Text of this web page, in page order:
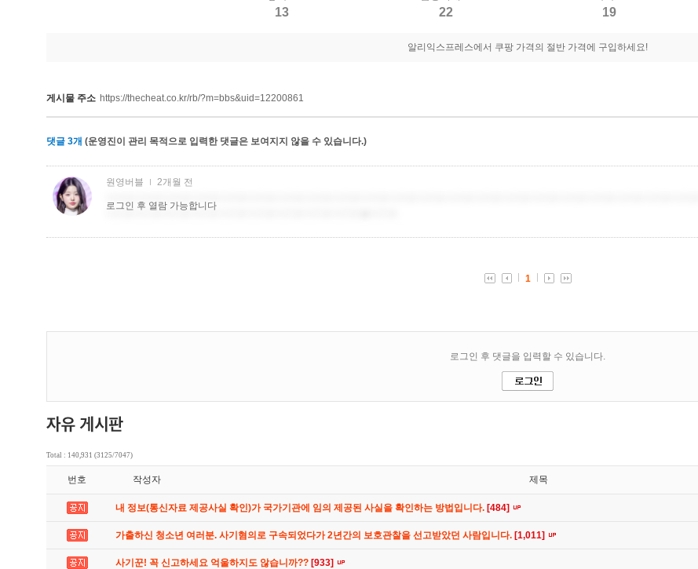
13 22 19
알리익스프레스에서 쿠팡 가격의 절반 가격에 구입하세요!
게시물 주소 https://thecheat.co.kr/rb/?m=bbs&uid=12200861
댓글 3개 (운영진이 관리 목적으로 입력한 댓글은 보여지지 않을 수 있습니다.)
Total : 140,931 (3125/7047)
번호 작성자 제목
내 정보(통신자료 제공사실 확인)가 국가기관에 임의 제공된 사실을 확인하는 방법입니다. [484]
가출하신 청소년 여러분. 사기혐의로 구속되었다가 2년간의 보호관찰을 선고받았던 사람입니다. [1,011]
사기꾼! 꼭 신고하세요 억울하지도 않습니까?? [933]